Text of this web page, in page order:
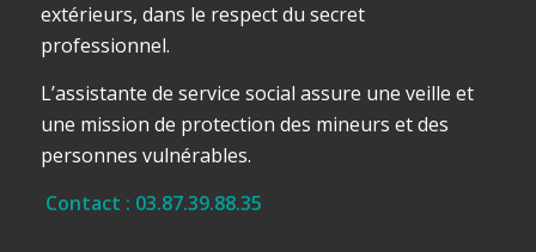
extérieurs, dans le respect du secret
professionnel.
L’assistante de service social assure une veille et
une mission de protection des mineurs et des
personnes vulnérables.
Contact : 03.87.39.88.35